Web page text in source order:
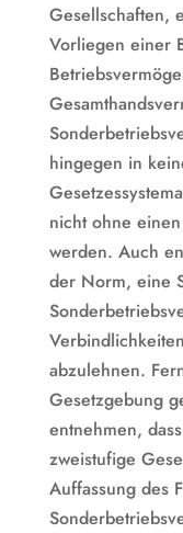
Gesellschaften,
Vorliegen einer
hingegen in
nicht ohne
werden. Auch
der Norm, eine
abzulehnen.
Gesetzgebung
entnehmen,
zweistufige
Auffassung des